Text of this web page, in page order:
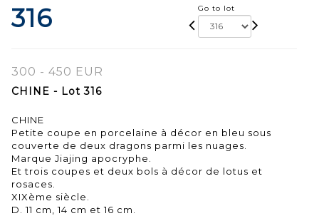
316 Go to lot
300 - 450 EUR
CHINE - Lot 316
CHINE
Petite coupe en porcelaine à décor en bleu sous
couverte de deux dragons parmi les nuages.
Marque Jiajing apocryphe.
Et trois coupes et deux bols à décor de lotus et
rosaces.
XIXème siècle.
D. 11 cm, 14 cm et 16 cm.